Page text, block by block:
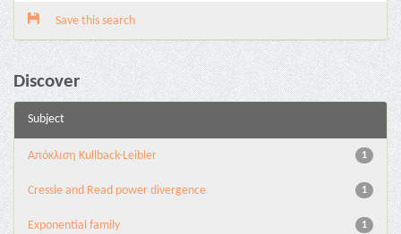
Save this search
Discover
Subject
1
Aπόκλιση Kullback-Leibler
1
Cressie and Read power divergence
1
Exponential family